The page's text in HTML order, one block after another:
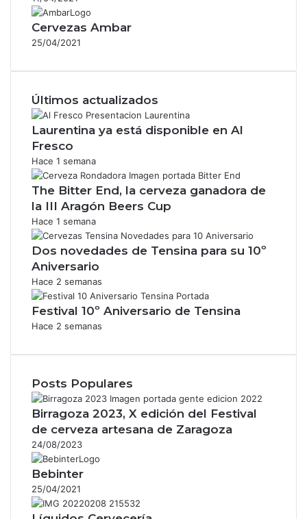
Cervezas Ambar
25/04/2021
Últimos actualizados
Laurentina ya está disponible en Al
Fresco
Hace 1 semana
The Bitter End, la cerveza ganadora de
la III Aragón Beers Cup
Hace 1 semana
Dos novedades de Tensina para su 10º
Aniversario
Hace 2 semanas
Festival 10º Aniversario de Tensina
Hace 2 semanas
Posts Populares
Birragoza 2023, X edición del Festival
de cerveza artesana de Zaragoza
24/08/2023
Bebinter
25/04/2021